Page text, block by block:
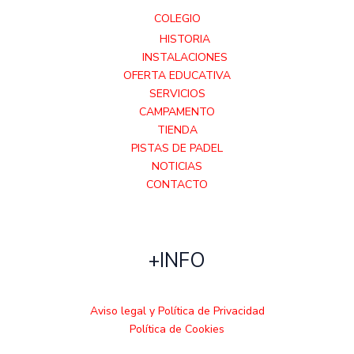
COLEGIO
HISTORIA
INSTALACIONES
OFERTA EDUCATIVA
SERVICIOS
CAMPAMENTO
TIENDA
PISTAS DE PADEL
NOTICIAS
CONTACTO
+INFO
Aviso legal y Política de Privacidad
Política de Cookies